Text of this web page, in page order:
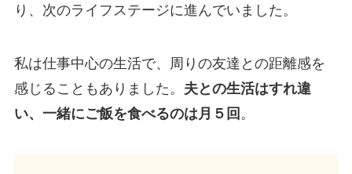
り、次のライフステージに進んでいました。
私は仕事中心の生活で、周りの友達との距離感を
感じることもありました。 夫との生活はすれ違
い、一緒にご飯を食べるのは月５回 。